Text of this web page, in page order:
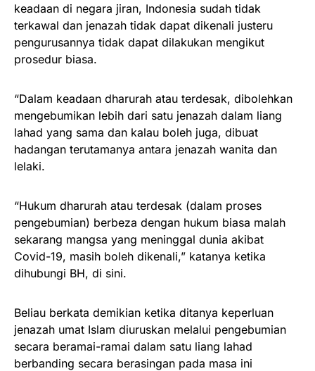
keadaan di negara jiran, Indonesia sudah tidak
terkawal dan jenazah tidak dapat dikenali justeru
pengurusannya tidak dapat dilakukan mengikut
prosedur biasa.
“Dalam keadaan dharurah atau terdesak, dibolehkan
mengebumikan lebih dari satu jenazah dalam liang
lahad yang sama dan kalau boleh juga, dibuat
hadangan terutamanya antara jenazah wanita dan
lelaki.
“Hukum dharurah atau terdesak (dalam proses
pengebumian) berbeza dengan hukum biasa malah
sekarang mangsa yang meninggal dunia akibat
Covid-19, masih boleh dikenali,” katanya ketika
dihubungi BH, di sini.
Beliau berkata demikian ketika ditanya keperluan
jenazah umat Islam diuruskan melalui pengebumian
secara beramai-ramai dalam satu liang lahad
berbanding secara berasingan pada masa ini